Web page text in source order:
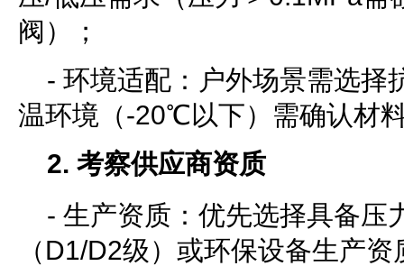
阀）；
- 环境适配：户外场景需选择
温环境（-20℃以下）需确认材
2. 考察供应商资质
- 生产资质：优先选择具备压
（D1/D2级）或环保设备生产